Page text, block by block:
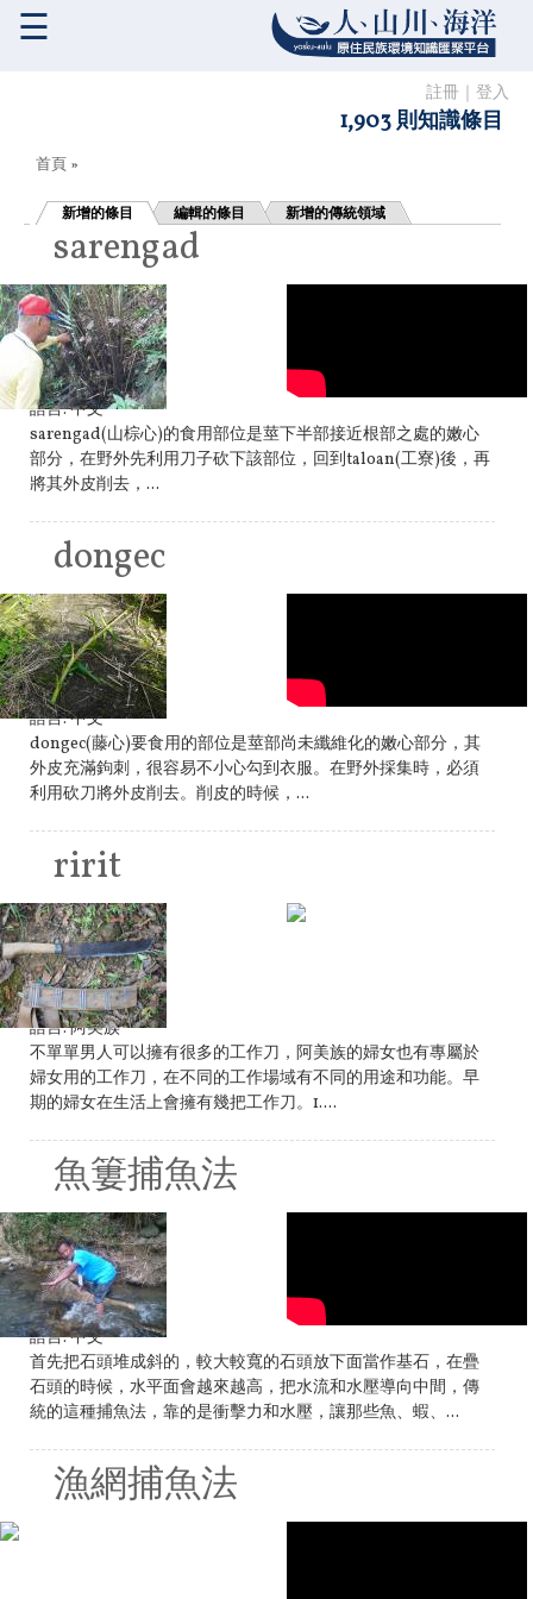
註冊 登入
1,903 則知識條目
☰
您在這裡
首頁 »
新增的條目 編輯的條目 新增的傳統領域
sarengad
語言:中文
sarengad(山棕心)的食用部位是莖下半部接近根部之處的嫩心
部分，在野外先利用刀子砍下該部位，回到taloan(工寮)後，再
將其外皮削去，...
dongec
語言:中文
dongec(藤心)要食用的部位是莖部尚未纖維化的嫩心部分，其
外皮充滿鉤刺，很容易不小心勾到衣服。在野外採集時，必須
利用砍刀將外皮削去。削皮的時候，...
ririt
語言:阿美族
不單單男人可以擁有很多的工作刀，阿美族的婦女也有專屬於
婦女用的工作刀，在不同的工作場域有不同的用途和功能。早
期的婦女在生活上會擁有幾把工作刀。1....
魚簍捕魚法
語言:中文
首先把石頭堆成斜的，較大較寬的石頭放下面當作基石，在疊
石頭的時候，水平面會越來越高，把水流和水壓導向中間，傳
統的這種捕魚法，靠的是衝擊力和水壓，讓那些魚、蝦、...
漁網捕魚法